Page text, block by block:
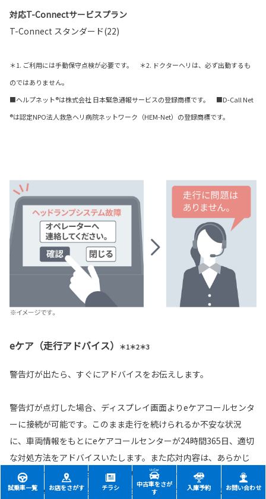
対応T-Connectサービスプラン
T-Connect スタンダード(22)
＊1. ご利用には手動保守点検が必要です。 ＊2. ドクターヘリは、必ず出動するも
のではありません。
■ヘルプネット®は株式会社 日本緊急通報サービスの登録商標です。 ■D-Call Net
®は認定NPO法人救急ヘリ病院ネットワーク（HEM-Net）の登録商標です。
eケア（走行アドバイス） ＊1＊2＊3
警告灯が出たら、すぐにアドバイスをお伝えします。
警告灯が点灯した場合、ディスプレイ画面よりeケアコールセンタ
ーに接続が可能です。このまま走行を続けられるか不安な状況
に、車両情報をもとにeケアコールセンターが24時間365日、適切
な対処方法をアドバイスいたします。また応対内容は、あらかじ
め登録しているトヨタ販売店（リモートメンテナンス店）にも連
携され、点検や修理などをご案内させていただく場合がありま
試乗車一覧 お店をさがす チラシ
中古車をさが
す
入庫予約 お問い合わせ